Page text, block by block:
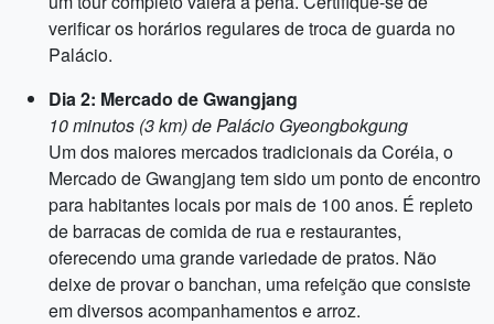
verificar os horários regulares de troca de guarda no
Palácio.
Dia 2: Mercado de Gwangjang
10 minutos (3 km) de Palácio Gyeongbokgung
Um dos maiores mercados tradicionais da Coréia, o
Mercado de Gwangjang tem sido um ponto de encontro
para habitantes locais por mais de 100 anos. É repleto
de barracas de comida de rua e restaurantes,
oferecendo uma grande variedade de pratos. Não
deixe de provar o banchan, uma refeição que consiste
em diversos acompanhamentos e arroz.